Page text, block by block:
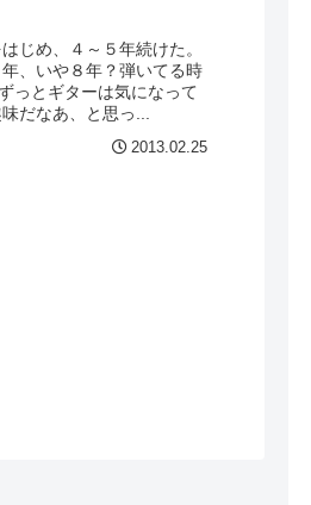
じめ、４～５年続けた。
、いや８年？弾いてる時
っとギターは気になって
だなあ、と思っ...
2013.02.25